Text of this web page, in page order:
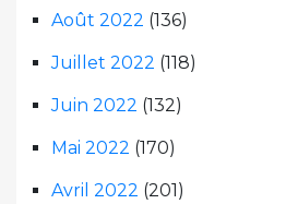
Août 2022 (136)
Juillet 2022 (118)
Juin 2022 (132)
Mai 2022 (170)
Avril 2022 (201)